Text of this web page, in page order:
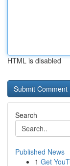
HTML is disabled
Search
Published News
1 Get